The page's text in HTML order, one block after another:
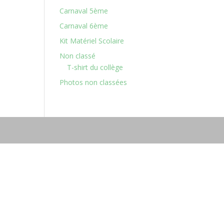
Carnaval 5ème
Carnaval 6ème
Kit Matériel Scolaire
Non classé
T-shirt du collège
Photos non classées